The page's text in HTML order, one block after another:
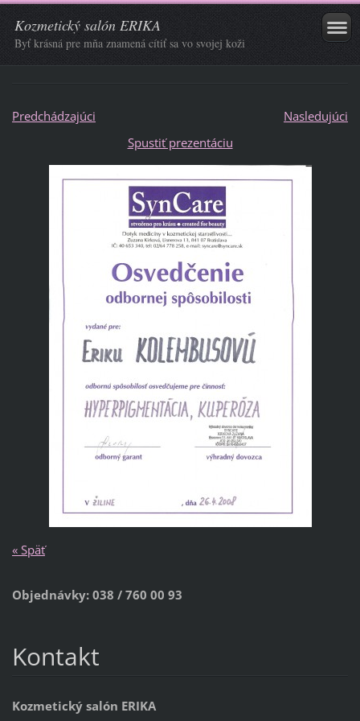
Kozmetický salón ERIKA
Byť krásná pre mňa znamená cítiť sa vo svojej koži
Predchádzajúci
Nasledujúci
Spustiť prezentáciu
« Späť
Objednávky: 038 / 760 00 93
Kontakt
Kozmetický salón ERIKA